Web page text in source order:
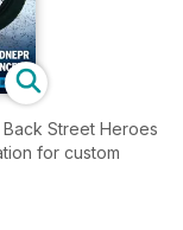
Street Heroes
for custom